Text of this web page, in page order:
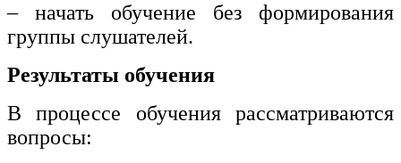
– начать обучение без формирования
группы слушателей.
Результаты обучения
В процессе обучения рассматриваются
вопросы: